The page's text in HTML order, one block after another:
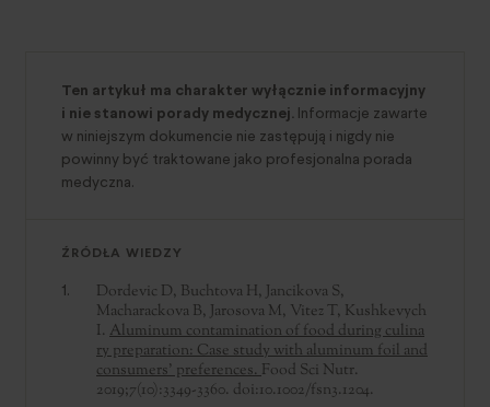
Ten artykuł ma charakter wyłącznie informacyjny
i nie stanowi porady medycznej. Informacje zawarte
w niniejszym dokumencie nie zastępują i nigdy nie
powinny być traktowane jako profesjonalna porada
medyczna.
ŹRÓDŁA WIEDZY
Dordevic D, Buchtova H, Jancikova S,
Macharackova B, Jarosova M, Vitez T, Kushkevych
I. Aluminum contamination of food during culina
ry preparation: Case study with aluminum foil and
consumers’ preferences.Food Sci Nutr.
2019;7(10):3349-3360. doi:10.1002/fsn3.1204.